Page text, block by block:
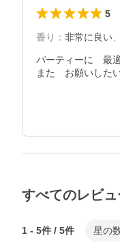
5
香り ： 非常に良い
パーティーに　最
また　お願いした
すべてのレビュ
1 - 5件 / 5件 星の